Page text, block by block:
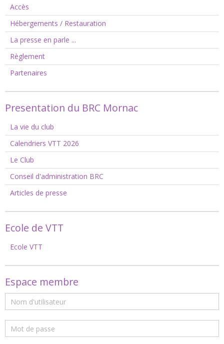
Accès
Hébergements / Restauration
La presse en parle ...
Règlement
Partenaires
Presentation du BRC Mornac
La vie du club
Calendriers VTT 2026
Le Club
Conseil d'administration BRC
Articles de presse
Ecole de VTT
Ecole VTT
Espace membre